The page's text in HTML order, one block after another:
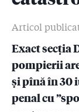
2.6
Raed
2.7
Pompierii
Colectiv
Arena,
autorizat!
Articol publicat
Exact secția
pompierii
și pînă în 30
penal cu